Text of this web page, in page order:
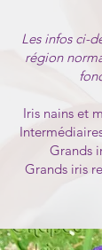
Les infos ci-
région
Iris nains et
Grands
Grands iris